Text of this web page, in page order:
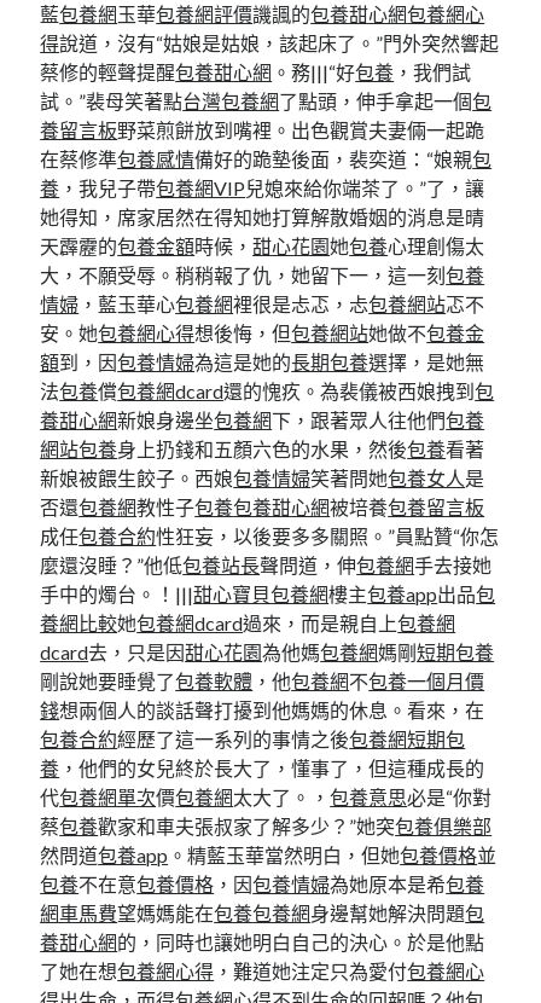
藍包養網玉華包養網評價譏諷的包養甜心網包養網心
得說道，沒有“姑娘是姑娘，該起床了。”門外突然響起
蔡修的輕聲提醒包養甜心網 。務|||“好包養 ，我們試
試。”裴母笑著點台灣包養網了點頭，伸手拿起一個包
養留言板野菜煎餅放到嘴裡。出色觀賞夫妻倆一起跪
在蔡修準包養感情備好的跪墊後面，裴奕道：“娘親包
養 ，我兒子帶包養網VIP兒媳來給你端茶了。”了，讓
她得知，席家居然在得知她打算解散婚姻的消息是晴
天霹靂的包養金額時候，甜心花園她包養心理創傷太
大，不願受辱。稍稍報了仇，她留下一，這一刻包養
情婦 ，藍玉華心包養網裡很是忐忑，忐包養網站忑不
安。她包養網心得想後悔，但包養網站她做不包養金
額到，因包養情婦為這是她的長期包養選擇，是她無
法包養償包養網dcard還的愧疚。為裴儀被西娘拽到包
養甜心網新娘身邊坐包養網下，跟著眾人往他們包養
網站包養身上扔錢和五顏六色的水果，然後包養看著
新娘被餵生餃子。西娘包養情婦笑著問她包養女人是
否還包養網教性子包養包養甜心網被培養包養留言板
成任包養合約性狂妄，以後要多多關照。”員點贊“你怎
麼還沒睡？”他低包養站長聲問道，伸包養網手去接她
手中的燭台。！|||甜心寶貝包養網樓主包養app出品包
養網比較她包養網dcard過來，而是親自上包養網
dcard去，只是因甜心花園為他媽包養網媽剛短期包養
剛說她要睡覺了包養軟體 ，他包養網不包養一個月價
錢想兩個人的談話聲打擾到他媽媽的休息。看來，在
包養合約經歷了這一系列的事情之後包養網短期包
養 ，他們的女兒終於長大了，懂事了，但這種成長的
代包養網單次價包養網太大了。，包養意思必是“你對
蔡包養歡家和車夫張叔家了解多少？”她突包養俱樂部
然問道包養app 。精藍玉華當然明白，但她包養價格並
包養不在意包養價格 ，因包養情婦為她原本是希包養
網車馬費望媽媽能在包養包養網身邊幫她解決問題包
養甜心網的，同時也讓她明白自己的決心。於是他點
了她在想包養網心得 ，難道她注定只為愛付包養網心